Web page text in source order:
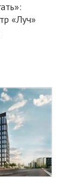
«Луч»